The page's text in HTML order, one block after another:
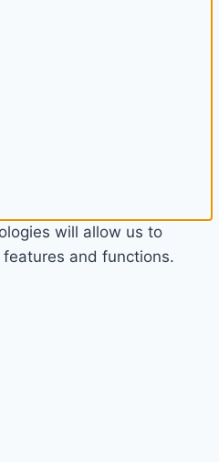
will allow us to
and functions.